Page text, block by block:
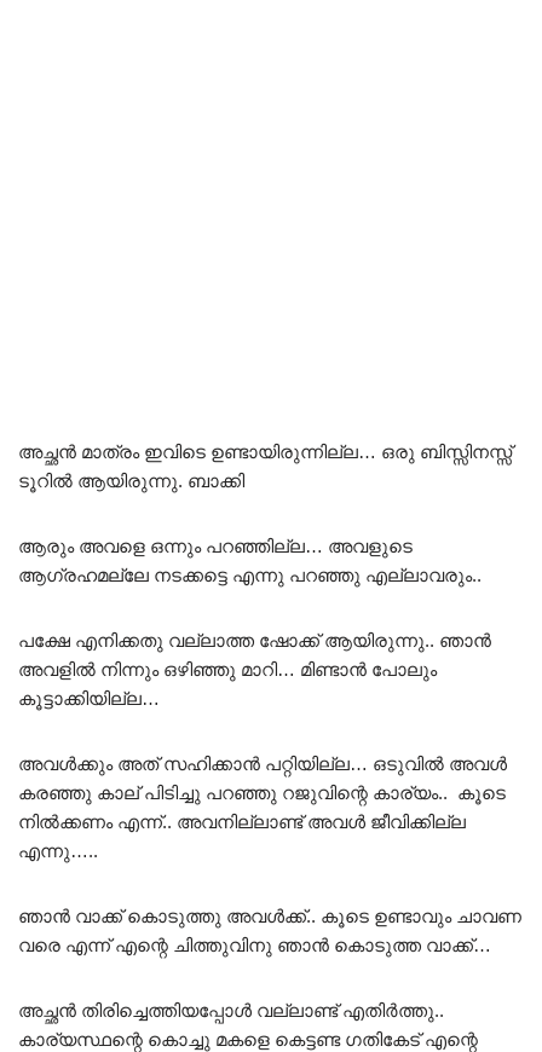
അച്ഛൻ മാത്രം ഇവിടെ ഉണ്ടായിരുന്നില്ല… ഒരു ബിസ്സിനസ്സ്
ടൂറിൽ ആയിരുന്നു. ബാക്കി
ആരും അവളെ ഒന്നും പറഞ്ഞില്ല… അവളുടെ
ആഗ്രഹമല്ലേ നടക്കട്ടെ എന്നു പറഞ്ഞു എല്ലാവരും..
പക്ഷേ എനിക്കതു വല്ലാത്ത ഷോക്ക് ആയിരുന്നു.. ഞാൻ
അവളിൽ നിന്നും ഒഴിഞ്ഞു മാറി… മിണ്ടാൻ പോലും
കൂട്ടാക്കിയില്ല…
അവൾക്കും അത് സഹിക്കാൻ പറ്റിയില്ല… ഒടുവിൽ അവൾ
കരഞ്ഞു കാല് പിടിച്ചു പറഞ്ഞു റജുവിന്റെ കാര്യം.. കൂടെ
നിൽക്കണം എന്ന്.. അവനില്ലാണ്ട് അവൾ ജീവിക്കില്ല
എന്നു…..
ഞാൻ വാക്ക് കൊടുത്തു അവൾക്ക്.. കൂടെ ഉണ്ടാവും ചാവണ
വരെ എന്ന് എന്റെ ചിത്തുവിനു ഞാൻ കൊടുത്ത വാക്ക്…
അച്ഛൻ തിരിച്ചെത്തിയപ്പോൾ വല്ലാണ്ട് എതിർത്തു..
കാര്യസ്ഥന്റെ കൊച്ചു മകളെ കെട്ടണ്ട ഗതികേട് എന്റെ